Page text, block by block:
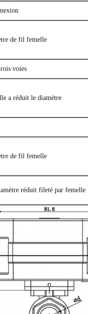
de fil femelle
voies
a réduit le diamètre
de fil femelle
réduit fileté par femelle